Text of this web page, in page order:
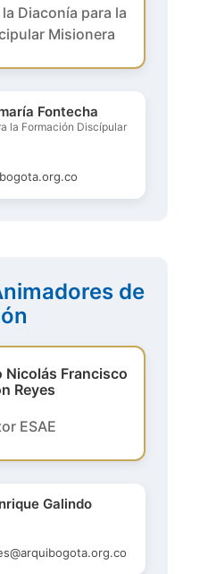
Diaconía para la
Misionera
Fontecha
la Formación Discípular
de
Nicolás Francisco
Reyes
ESAE
Galindo